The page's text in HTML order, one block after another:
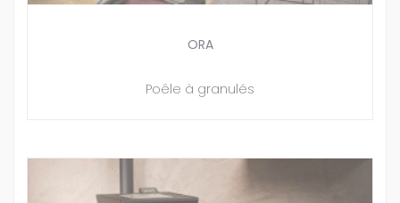
ORA
Poêle à granulés